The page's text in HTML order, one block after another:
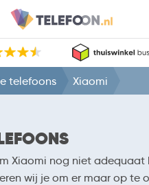
telefoons Xiaomi
Xiaomi nog niet adequaat
wij je om er maar op te